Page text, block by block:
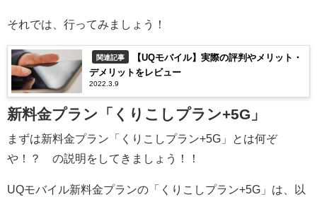
それでは、行ってみましょう！
関連記事
【UQモバイル】実際の評判やメリット・
デメリットをレビュー
2022.3.9
新料金プラン「くりこしプラン+5G」
まずは新料金プラン「くりこしプラン+5G」とは何ぞ
や！？ の説明をしてきましょう！！
UQモバイル新料金プランの「くりこしプラン+5G」は、以